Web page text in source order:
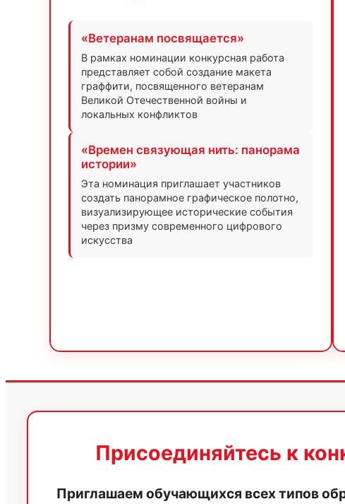
«Ветеранам посвящается»
В рамках номинации конкурсная работа
представляет собой создание макета
граффити, посвященного ветеранам
Великой Отечественной войны и
локальных конфликтов
«Времен связующая нить: панорама
истории»
Эта номинация приглашает участников
создать панорамное графическое полотно,
визуализирующее исторические события
через призму современного цифрового
искусства
Присоединяйтесь к
Приглашаем обучающихся всех типов